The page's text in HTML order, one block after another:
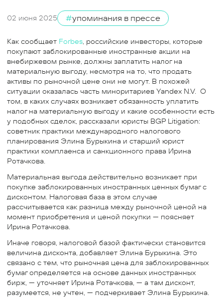
02 июня 2025 #упоминания в прессе
Как сообщает Forbes, российские инвесторы, которые
покупают заблокированные иностранные акции на
внебиржевом рынке, должны заплатить налог на
материальную выгоду, несмотря на то, что продать
активы по рыночной цене они не могут. В похожей
ситуации оказалась часть миноритариев Yandex N.V. О
том, в каких случаях возникает обязанность уплатить
налог на материальную выгоду и какие особенности есть
у подобных сделок, рассказали юристы BGP Litigation:
советник практики международного налогового
планирования Элина Бурыкина и старший юрист
практики комплаенса и санкционного права Ирина
Ротачкова.
Материальная выгода действительно возникает при
покупке заблокированных иностранных ценных бумаг с
дисконтом. Налоговая база в этом случае
рассчитывается как разница между рыночной ценой на
момент приобретения и ценой покупки — поясняет
Ирина Ротачкова.
Иначе говоря, налоговой базой фактически становится
величина дисконта, добавляет Элина Бурыкина. Это
связано с тем, что рыночная цена для заблокированных
бумаг определяется на основе данных иностранных
бирж, — уточняет Ирина Ротачкова, — а там дисконт,
разумеется, не учтен, — подчеркивает Элина Бурыкина.